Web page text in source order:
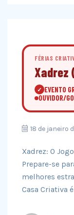
FÉRIAS
Xadrez
✓ EVENTO
OUVIDOR/GO
18 de janeiro
Xadrez: O
Prepare-se
melhores
Casa Criativa